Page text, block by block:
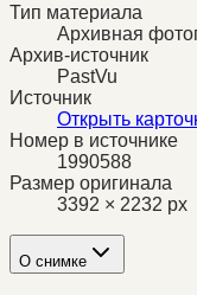
Тип материала
Архивная
Архив-источник
PastVu
Источник
Открыть
Номер в источнике
1990588
Размер оригинала
3392 × 2232 px
О снимке